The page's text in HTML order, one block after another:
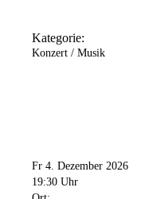
Kategorie:
Konzert / Musik
Fr 4. Dezember 2026
19:30 Uhr